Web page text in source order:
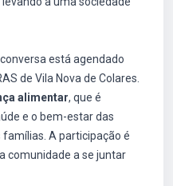
está agendado
de Vila Nova de Colares.
alimentar, que é
e o bem-estar das
A participação é
comunidade a se juntar